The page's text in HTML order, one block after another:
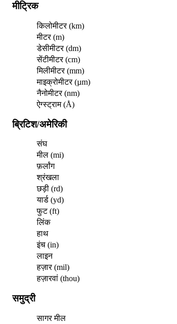
मीट्रिक
किलोमीटर (km)
मीटर (m)
डेसीमीटर (dm)
सेंटीमीटर (cm)
मिलीमीटर (mm)
माइक्रोमीटर (µm)
नैनोमीटर (nm)
ऐग्स्ट्राम (Å)
ब्रिटिश/अमेरिकी
संघ
मील (mi)
फ़र्लांग
श्रंखला
छड़ी (rd)
यार्ड (yd)
फुट (ft)
लिंक
हाथ
इंच (in)
लाइन
हज़ार (mil)
हज़ारवां (thou)
समुद्री
सागर मील